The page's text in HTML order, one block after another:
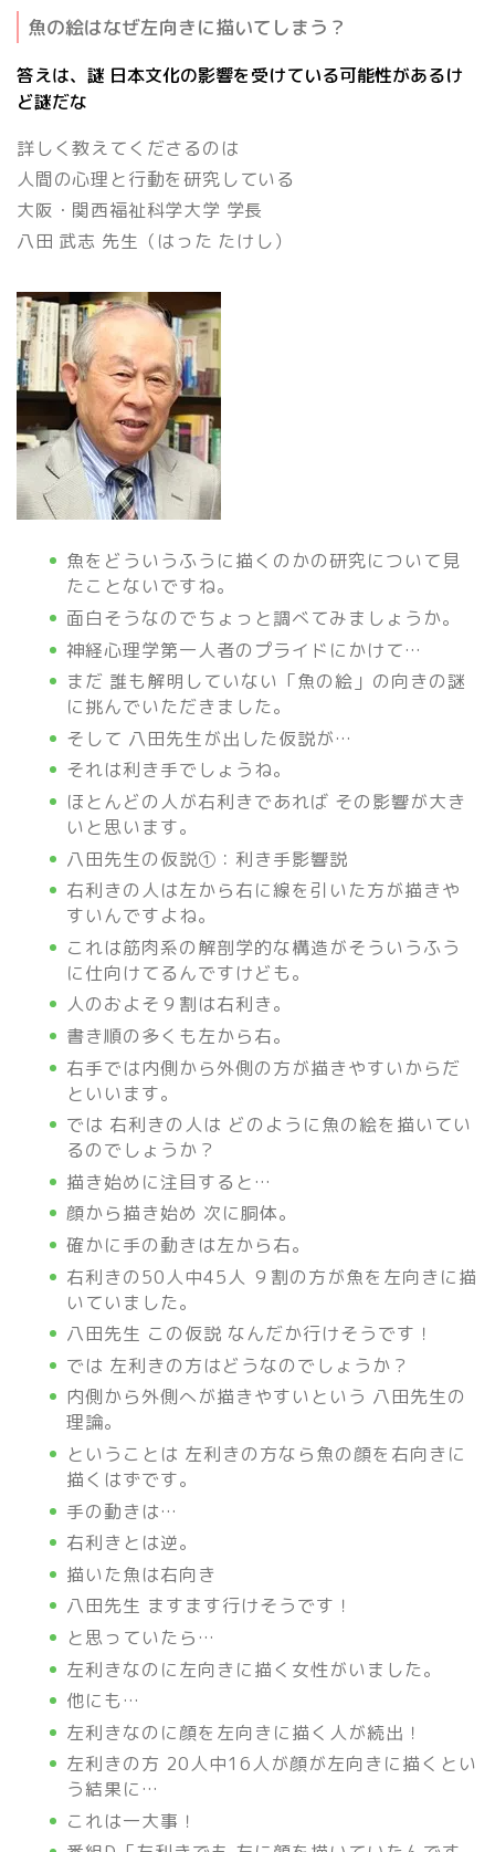
魚の絵はなぜ左向きに描いてしまう？
答えは、謎 日本文化の影響を受けている可能性があるけ
ど謎だな
詳しく教えてくださるのは
人間の心理と行動を研究している
大阪・関西福祉科学大学 学長
八田 武志 先生（はった たけし）
魚をどういうふうに描くのかの研究について見
たことないですね。
面白そうなのでちょっと調べてみましょうか。
神経心理学第一人者のプライドにかけて…
まだ 誰も解明していない「魚の絵」の向きの謎
に挑んでいただきました。
そして 八田先生が出した仮説が…
それは利き手でしょうね。
ほとんどの人が右利きであれば その影響が大き
いと思います。
八田先生の仮説①：利き手影響説
右利きの人は左から右に線を引いた方が描きや
すいんですよね。
これは筋肉系の解剖学的な構造がそういうふう
に仕向けてるんですけども。
人のおよそ９割は右利き。
書き順の多くも左から右。
右手では内側から外側の方が描きやすいからだ
といいます。
では 右利きの人は どのように魚の絵を描いてい
るのでしょうか？
描き始めに注目すると…
顔から描き始め 次に胴体。
確かに手の動きは左から右。
右利きの50人中45人 ９割の方が魚を左向きに描
いていました。
八田先生 この仮説 なんだか行けそうです！
では 左利きの方はどうなのでしょうか？
内側から外側へが描きやすいという 八田先生の
理論。
ということは 左利きの方なら魚の顔を右向きに
描くはずです。
手の動きは…
右利きとは逆。
描いた魚は右向き
八田先生 ますます行けそうです！
と思っていたら…
左利きなのに左向きに描く女性がいました。
他にも…
左利きなのに顔を左向きに描く人が続出！
左利きの方 20人中16人が顔が左向きに描くとい
う結果に…
これは一大事！